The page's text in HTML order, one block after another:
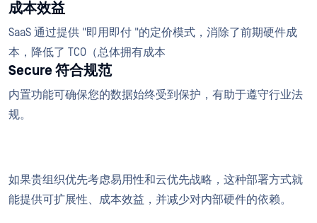
成本效益
SaaS 通过提供 "即用即付 "的定价模式，消除了前期硬件成
本，降低了 TCO（总体拥有成本
Secure 符合规范
内置功能可确保您的数据始终受到保护，有助于遵守行业法
规。
如果贵组织优先考虑易用性和云优先战略，这种部署方式就
能提供可扩展性、成本效益，并减少对内部硬件的依赖。